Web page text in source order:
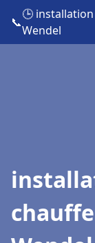
📞
🕒
Wendel